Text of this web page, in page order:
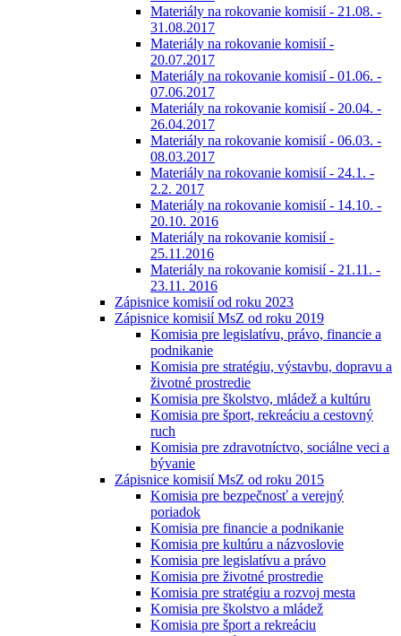
Materiály na rokovanie komisií - 21.08. -
31.08.2017
Materiály na rokovanie komisií -
20.07.2017
Materiály na rokovanie komisií - 01.06. -
07.06.2017
Materiály na rokovanie komisií - 20.04. -
26.04.2017
Materiály na rokovanie komisií - 06.03. -
08.03.2017
Materiály na rokovanie komisií - 24.1. -
2.2. 2017
Materiály na rokovanie komisií - 14.10. -
20.10. 2016
Materiály na rokovanie komisií -
25.11.2016
Materiály na rokovanie komisií - 21.11. -
23.11. 2016
Zápisnice komisií od roku 2023
Zápisnice komisií MsZ od roku 2019
Komisia pre legislatívu, právo, financie a
podnikanie
Komisia pre stratégiu, výstavbu, dopravu a
životné prostredie
Komisia pre školstvo, mládež a kultúru
Komisia pre šport, rekreáciu a cestovný
ruch
Komisia pre zdravotníctvo, sociálne veci a
bývanie
Zápisnice komisií MsZ od roku 2015
Komisia pre bezpečnosť a verejný
poriadok
Komisia pre financie a podnikanie
Komisia pre kultúru a názvoslovie
Komisia pre legislatívu a právo
Komisia pre životné prostredie
Komisia pre stratégiu a rozvoj mesta
Komisia pre školstvo a mládež
Komisia pre šport a rekreáciu